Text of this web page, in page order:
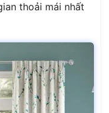
thoải mái nhất